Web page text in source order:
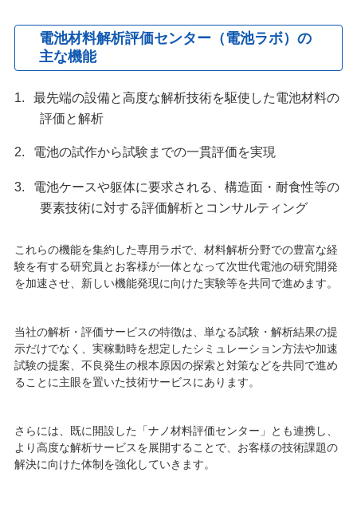
電池材料解析評価センター（電池ラボ）の
主な機能
最先端の設備と高度な解析技術を駆使した電池材料の
評価と解析
電池の試作から試験までの一貫評価を実現
電池ケースや躯体に要求される、構造面・耐食性等の
要素技術に対する評価解析とコンサルティング
これらの機能を集約した専用ラボで、材料解析分野での豊富な経
験を有する研究員とお客様が一体となって次世代電池の研究開発
を加速させ、新しい機能発現に向けた実験等を共同で進めます。
当社の解析・評価サービスの特徴は、単なる試験・解析結果の提
示だけでなく、実稼動時を想定したシミュレーション方法や加速
試験の提案、不良発生の根本原因の探索と対策などを共同で進め
ることに主眼を置いた技術サービスにあります。
さらには、既に開設した「ナノ材料評価センター」とも連携し、
より高度な解析サービスを展開することで、お客様の技術課題の
解決に向けた体制を強化していきます。